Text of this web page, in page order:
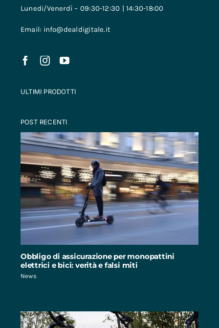
Lunedi/Venerdì – 09:30-12:30 | 14:30-18:00
Email: info@dealdigitale.it
ULTIMI PRODOTTI
POST RECENTI
Obbligo di assicurazione per monopattini
elettrici e bici: verità e falsi miti
News